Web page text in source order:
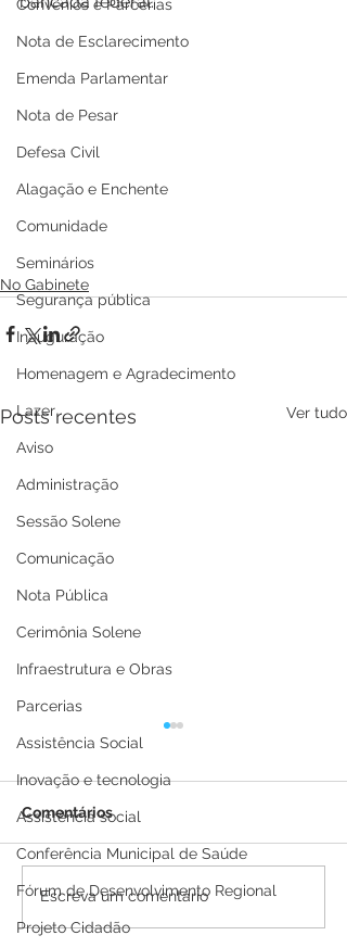
Convênios e Parcerias
Nota de Esclarecimento
Emenda Parlamentar
Nota de Pesar
Defesa Civil
Alagação e Enchente
Comunidade
Seminários
Segurança pública
Inauguração
Homenagem e Agradecimento
Lazer
Aviso
Administração
Sessão Solene
Comunicação
Nota Pública
Cerimônia Solene
Infraestrutura e Obras
Parcerias
Assistência Social
Inovação e tecnologia
Assistência social
Conferência Municipal de Saúde
Fórum de Desenvolvimento Regional
Projeto Cidadão
No Gabinete
Posts recentes Ver tudo
Prefeito se reúne com
Associação de Ministros
Comentários
Escreva um comentário